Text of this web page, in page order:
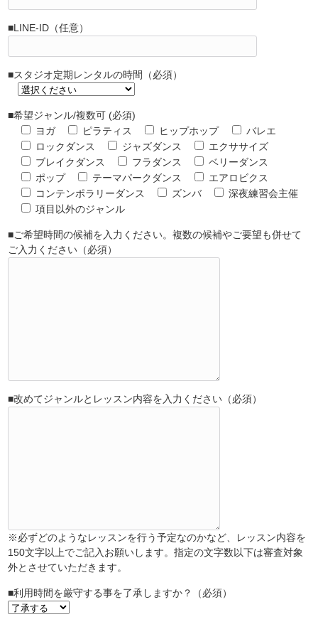
■LINE-ID（任意）
■スタジオ定期レンタルの時間（必須）
■希望ジャンル/複数可 (必須)
ヨガ
ピラティス ヒップホップ
バレエ
ロックダンス
ジャズダンス
エクササイズ
ブレイクダンス
フラダンス
ベリーダンス
ポップ
テーマパークダンス
エアロビクス
コンテンポラリーダンス
ズンバ
深夜練習会主催
項目以外のジャンル
■ご希望時間の候補を入力ください。複数の候補やご要望も併せて
ご入力ください（必須）
■改めてジャンルとレッスン内容を入力ください（必須）
※必ずどのようなレッスンを行う予定なのかなど、レッスン内容を
150文字以上でご記入お願いします。指定の文字数以下は審査対象
外とさせていただきます。
■利用時間を厳守する事を了承しますか？（必須）